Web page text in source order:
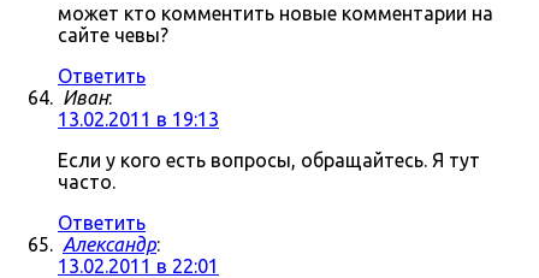
может кто комментить новые комментарии на
сайте чевы?
Ответить
Иван:
13.02.2011 в 19:13
Если у кого есть вопросы, обращайтесь. Я тут
часто.
Ответить
Александр:
13.02.2011 в 22:01